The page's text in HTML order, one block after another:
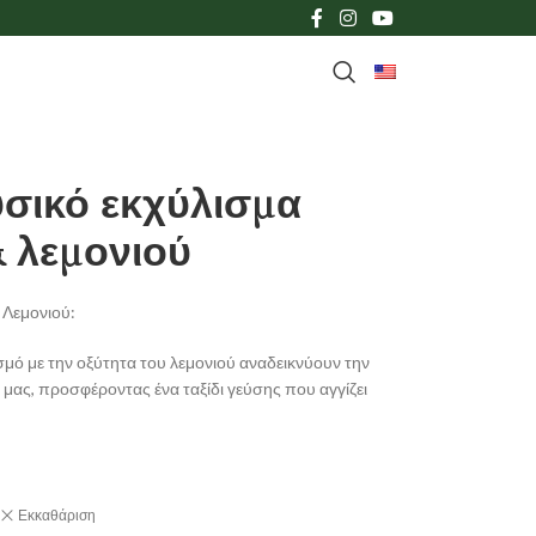
εκχύλισμα
με την οξύτητα του λεμονιού αναδεικνύουν την
προσφέροντας ένα ταξίδι γεύσης που αγγίζει
Εκκαθάριση